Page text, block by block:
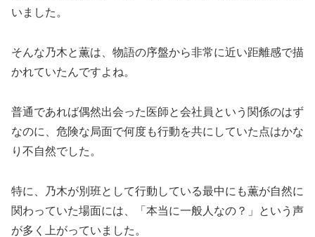
いました。
そんな乃木と薫は、物語の序盤から非常に近い距離感で描
かれていたんですよね。
普通であれば偶然出会った医師と会社員という関係のはず
なのに、危険な局面で何度も行動を共にしていた点はかな
り不自然でした。
特に、乃木が別班として行動している最中にも薫が自然に
関わっていた場面には、「本当に一般人なの？」という声
が多く上がっていました。